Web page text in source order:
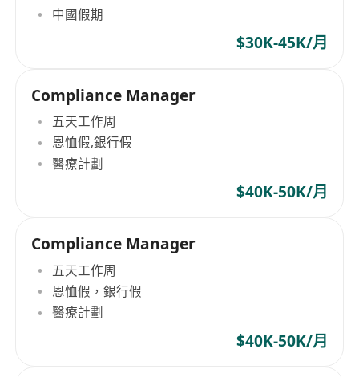
中國假期
$30K-45K/月
Compliance Manager
五天工作周
恩恤假,銀行假
醫療計劃
$40K-50K/月
Compliance Manager
五天工作周
恩恤假，銀行假
醫療計劃
$40K-50K/月